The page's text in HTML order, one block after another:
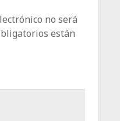
no será
están